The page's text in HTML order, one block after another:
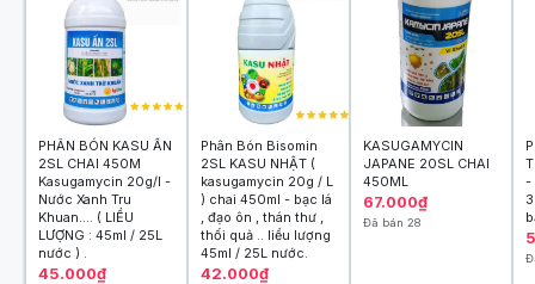
PHÂN BÓN KASU ẤN
2SL CHAI 450M
Kasugamycin 20g/l -
Nước Xanh Tru
Khuan.... ( LIỀU
LƯỢNG : 45ml / 25L
nước ) .
45.000₫
Phân Bón Bisomin
2SL KASU NHẬT (
kasugamycin 20g / L
) chai 450ml - bạc lá
, đạo ôn , thán thư ,
thối quả .. liều lượng
45ml / 25L nước.
42.000₫
KASUGAMYCIN
JAPANE 20SL CHAI
450ML
67.000₫
Đã bán 28
-